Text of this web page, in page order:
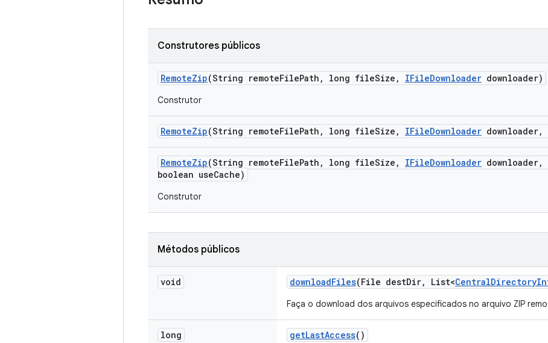
Construtores públicos
RemoteZip(String remoteFilePath , long fileSize , IFileDownloader downloader)
Construtor
RemoteZip(String remoteFilePath , long fileSize , IFileDownloader downloader,
RemoteZip(String remoteFilePath , long fileSize , IFileDownloader downloader,
boolean useCache)
Construtor
Métodos públicos
void downloadFiles(File destDir, List<CentralDirectory
Faça o download dos arquivos especificados no arquivo ZIP
long getLastAccess()